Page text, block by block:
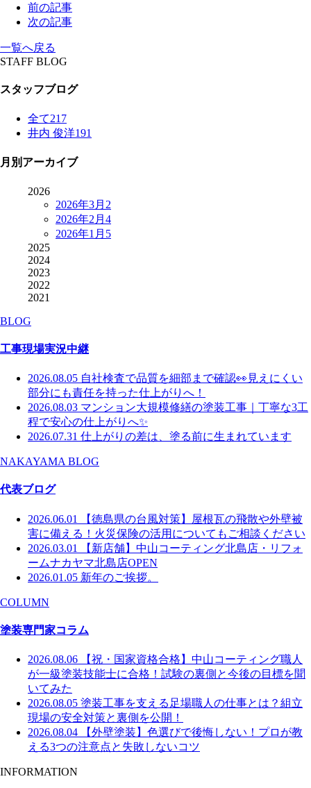
前の記事
次の記事
一覧へ戻る
STAFF BLOG
スタッフブログ
全て217
井内 俊洋191
月別アーカイブ
2026
2026年3月 2
2026年2月 4
2026年1月 5
2025
2024
2023
2022
2021
BLOG
工事現場実況中継
2026.08.05 自社検査で品質を細部まで確認👀見えにくい
部分にも責任を持った仕上がりへ！
2026.08.03 マンション大規模修繕の塗装工事｜丁寧な3工
程で安心の仕上がりへ✨
2026.07.31 仕上がりの差は、塗る前に生まれています
NAKAYAMA BLOG
代表ブログ
2026.06.01
【徳島県の台風対策】屋根瓦の飛散や外壁被
害に備える！火災保険の活用についてもご相談ください
2026.03.01
【新店舗】中山コーティング北島店・リフォ
ームナカヤマ北島店OPEN
2026.01.05 新年のご挨拶。
COLUMN
塗装専門家コラム
2026.08.06
【祝・国家資格合格】中山コーティング職人
が一級塗装技能士に合格！試験の裏側と今後の目標を聞
いてみた
2026.08.05 塗装工事を支える足場職人の仕事とは？組立
現場の安全対策と裏側を公開！
2026.08.04
【外壁塗装】色選びで後悔しない！プロが教
える3つの注意点と失敗しないコツ
INFORMATION